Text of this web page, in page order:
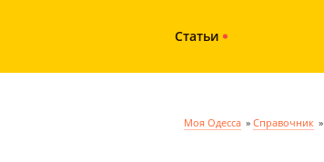
Статьи
Моя Одесса » Справочник »